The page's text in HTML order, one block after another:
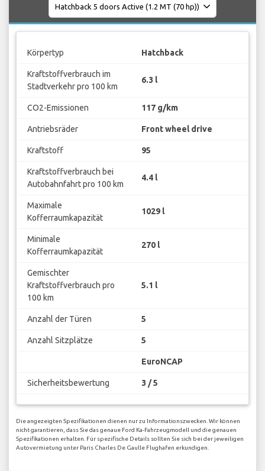
Körpertyp Hatchback
Kraftstoffverbrauch im
Stadtverkehr pro 100 km
6.3 l
CO2-Emissionen 117 g/km
Antriebsräder Front wheel drive
Kraftstoff 95
Kraftstoffverbrauch bei
Autobahnfahrt pro 100 km
4.4 l
Maximale
Kofferraumkapazität
1029 l
Minimale
Kofferraumkapazität
270 l
Gemischter
Kraftstoffverbrauch pro
100 km
5.1 l
Anzahl der Türen 5
Anzahl Sitzplätze 5
EuroNCAP
Sicherheitsbewertung 3 / 5
Die angezeigten Spezifikationen dienen nur zu Informationszwecken. Wir können
nicht garantieren, dass Sie das genaue Ford Ka-Fahrzeugmodell und die genauen
Spezifikationen erhalten. Für spezifische Details sollten Sie sich bei der jeweiligen
Autovermietung unter Paris Charles De Gaulle Flughafen erkundigen.